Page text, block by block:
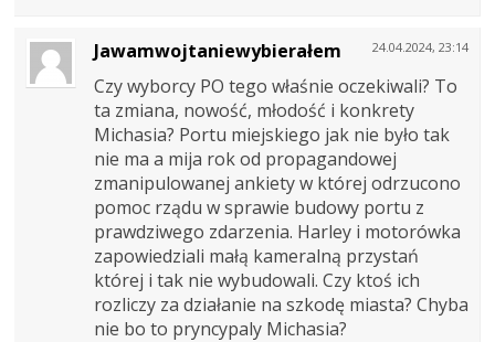
24.04.2024, 23:14
Jawamwojtaniewybierałem
Czy wyborcy PO tego właśnie oczekiwali? To
ta zmiana, nowość, młodość i konkrety
Michasia? Portu miejskiego jak nie było tak
nie ma a mija rok od propagandowej
zmanipulowanej ankiety w której odrzucono
pomoc rządu w sprawie budowy portu z
prawdziwego zdarzenia. Harley i motorówka
zapowiedziali małą kameralną przystań
której i tak nie wybudowali. Czy ktoś ich
rozliczy za działanie na szkodę miasta? Chyba
nie bo to pryncypaly Michasia?